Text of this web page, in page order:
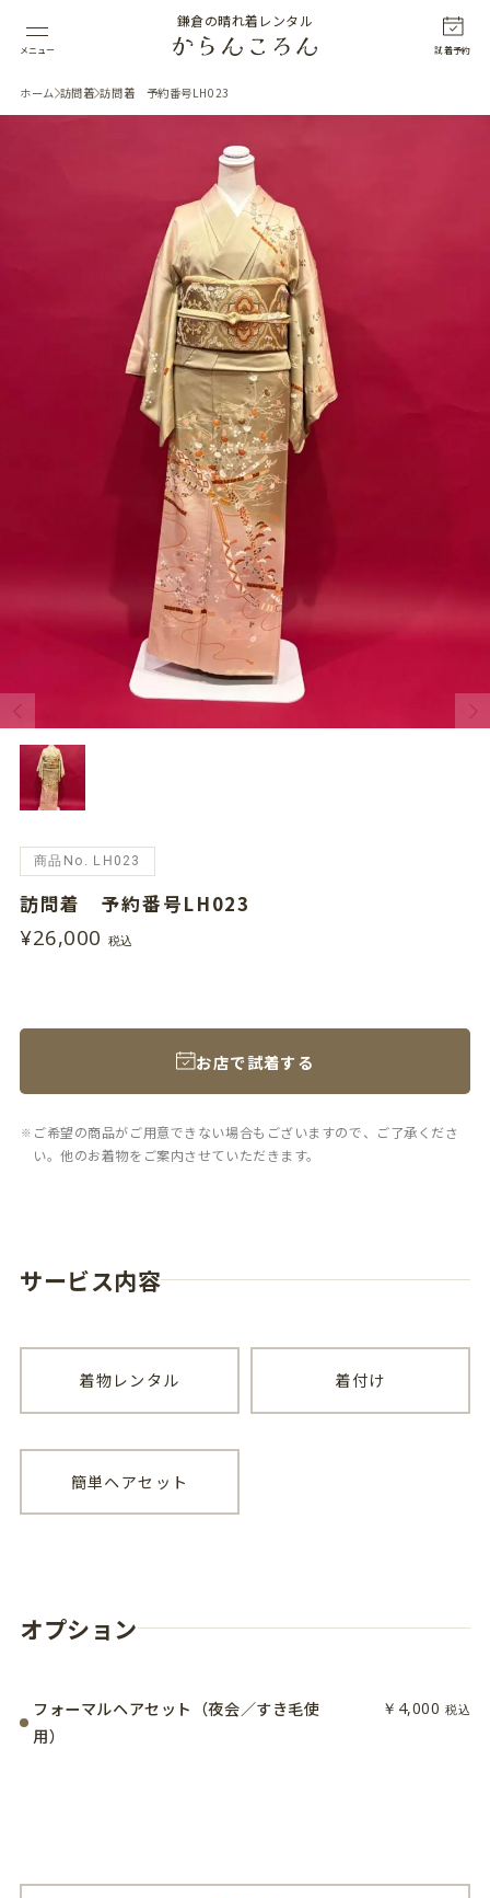
メニュー
鎌倉の晴れ着レンタル
試着予約
ホーム 訪問着 訪問着 予約番号LH023
商品No. LH023
訪問着 予約番号LH023
¥26,000 税込
お店で試着する
ご希望の商品がご用意できない場合もございますので、ご了承くださ
い。他のお着物をご案内させていただきます。
サービス内容
着物レンタル 着付け
簡単ヘアセット
オプション
フォーマルヘアセット（夜会／すき毛使
用）
￥4,000税込